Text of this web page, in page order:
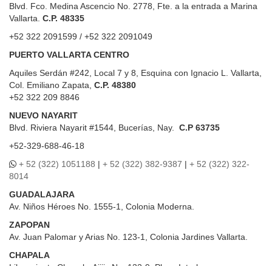
Blvd. Fco. Medina Ascencio No. 2778, Fte. a la entrada a Marina
Vallarta. C.P. 48335
+52 322 2091599 / +52 322 2091049
PUERTO VALLARTA CENTRO
Aquiles Serdán #242, Local 7 y 8, Esquina con Ignacio L. Vallarta,
Col. Emiliano Zapata, C.P. 48380
+52 322 209 8846
NUEVO NAYARIT
Blvd. Riviera Nayarit #1544, Bucerías, Nay. C.P 63735
+52-329-688-46-18
+ 52 (322) 1051188 | + 52 (322) 382-9387 | + 52 (322) 322-
8014
GUADALAJARA
Av. Niños Héroes No. 1555-1, Colonia Moderna.
ZAPOPAN
Av. Juan Palomar y Arias No. 123-1, Colonia Jardines Vallarta.
CHAPALA